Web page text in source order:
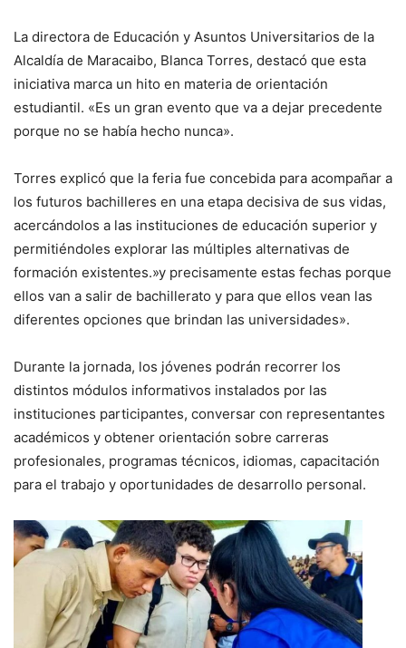
La directora de Educación y Asuntos Universitarios de la
Alcaldía de Maracaibo, Blanca Torres, destacó que esta
iniciativa marca un hito en materia de orientación
estudiantil. «Es un gran evento que va a dejar precedente
porque no se había hecho nunca».
Torres explicó que la feria fue concebida para acompañar a
los futuros bachilleres en una etapa decisiva de sus vidas,
acercándolos a las instituciones de educación superior y
permitiéndoles explorar las múltiples alternativas de
formación existentes.»y precisamente estas fechas porque
ellos van a salir de bachillerato y para que ellos vean las
diferentes opciones que brindan las universidades».
Durante la jornada, los jóvenes podrán recorrer los
distintos módulos informativos instalados por las
instituciones participantes, conversar con representantes
académicos y obtener orientación sobre carreras
profesionales, programas técnicos, idiomas, capacitación
para el trabajo y oportunidades de desarrollo personal.